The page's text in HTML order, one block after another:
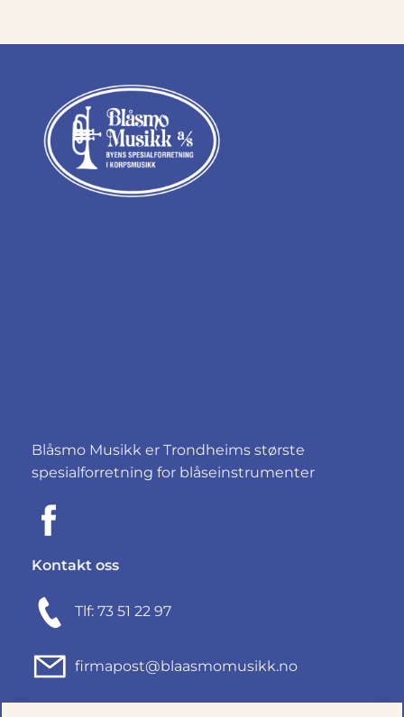
Blåsmo Musikk er Trondheims største
spesialforretning for blåseinstrumenter
Kontakt oss
Tlf: 73 51 22 97
firmapost@blaasmomusikk.no